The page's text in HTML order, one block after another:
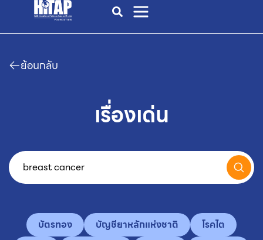
ย้อนกลับ
เรื่องเด่น
บัตรทอง บัญชียาหลักแห่งชาติ
โรคไต